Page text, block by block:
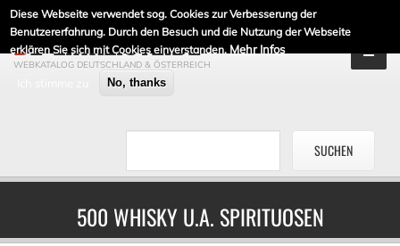
Diese Webseite verwendet sog. Cookies zur Verbesserung der
Benutzererfahrung. Durch den Besuch und die Nutzung der Webseite
erklären Sie sich mit Cookies einverstanden. Mehr Infos
No, thanks
DE-LINKLISTE.DE
WEBKATALOG DEUTSCHLAND & ÖSTERREICH
500 WHISKY U.A. SPIRITUOSEN